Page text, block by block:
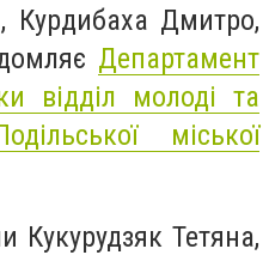
Курдибаха Дмитро,
Департамент
відділ молоді та
міської
Кукурудзяк Тетяна,